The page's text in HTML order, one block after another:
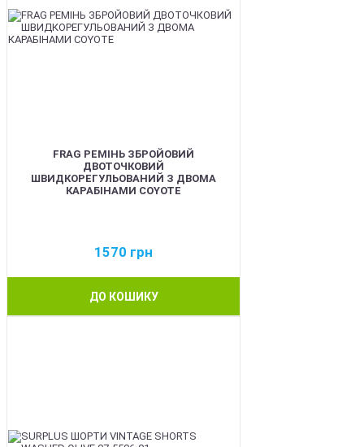
FRAG РЕМІНЬ ЗБРОЙОВИЙ
ДВОТОЧКОВИЙ
ШВИДКОРЕГУЛЬОВАНИЙ З ДВОМА
КАРАБІНАМИ COYOTE
1570 грн
ДО КОШИКУ